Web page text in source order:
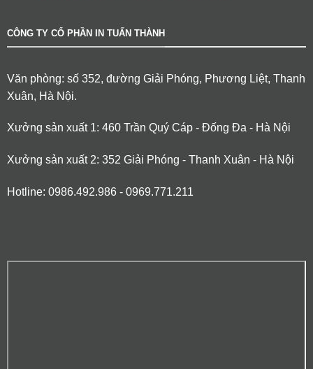
CÔNG TY CỔ PHẦN IN TUẤN THÀNH
Văn phòng: số 352, đường Giải Phóng, Phương Liệt, Thanh
Xuân, Hà Nội.
Xưởng sản xuất 1: 460 Trần Quý Cáp - Đống Đa - Hà Nội
Xưởng sản xuất 2: 352 Giải Phóng - Thanh Xuân - Hà Nội
Hotline: 0986.492.986 - 0969.771.211